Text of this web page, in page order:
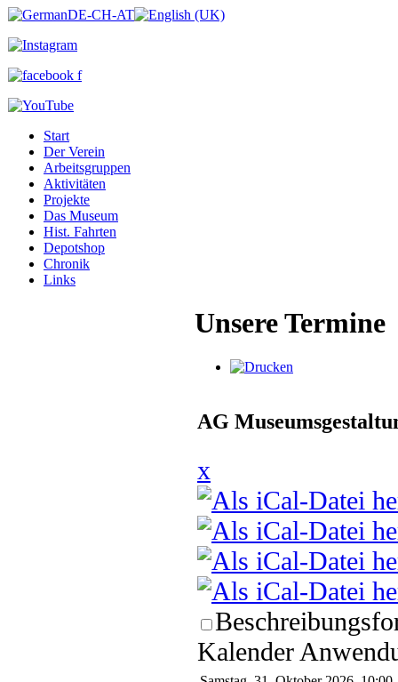
Start
Der Verein
Arbeitsgruppen
Aktivitäten
Projekte
Das Museum
Hist. Fahrten
Depotshop
Chronik
Links
Unsere Termine
AG
x
Kalender